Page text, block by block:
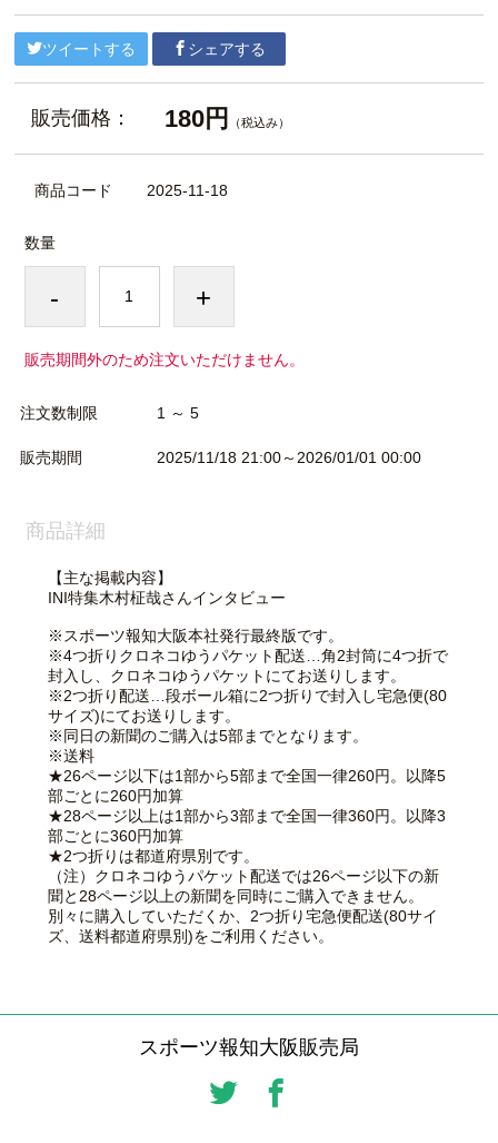
ツイートする シェアする
販売価格： 180円 （税込み）
商品コード 2025-11-18
数量
- +
販売期間外のため注文いただけません。
注文数制限 1 ～ 5
販売期間 2025/11/18 21:00～2026/01/01 00:00
商品詳細
【主な掲載内容】
INI特集木村柾哉さんインタビュー
※スポーツ報知大阪本社発行最終版です。
※4つ折りクロネコゆうパケット配送…角2封筒に4つ折で
封入し、クロネコゆうパケットにてお送りします。
※2つ折り配送…段ボール箱に2つ折りで封入し宅急便(80
サイズ)にてお送りします。
※同日の新聞のご購入は5部までとなります。
※送料
★26ページ以下は1部から5部まで全国一律260円。以降5
部ごとに260円加算
★28ページ以上は1部から3部まで全国一律360円。以降3
部ごとに360円加算
★2つ折りは都道府県別です。
（注）クロネコゆうパケット配送では26ページ以下の新
聞と28ページ以上の新聞を同時にご購入できません。
別々に購入していただくか、2つ折り宅急便配送(80サイ
ズ、送料都道府県別)をご利用ください。
スポーツ報知大阪販売局